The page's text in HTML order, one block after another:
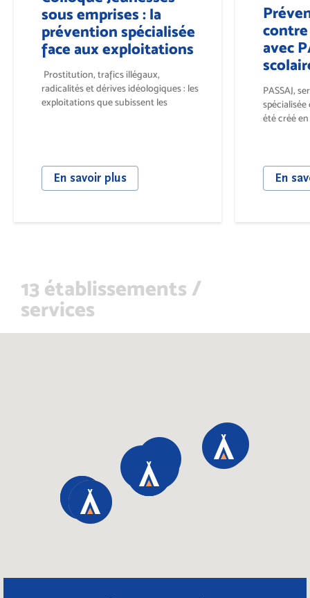
sous emprises : la
prévention spécialisée
face aux exploitations
Prostitution, trafics illégaux,
radicalités et dérives idéologiques : les
exploitations que subissent les
En savoir plus
contre
avec
PASSAJ,
été créé en
En
13 établissements /
services